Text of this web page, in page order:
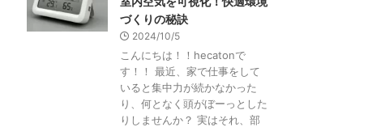
づくりの秘訣
2024/10/5
こんにちは！！hecatonで
す！！ 最近、家で仕事をして
いると集中力が続かなかった
り、何となく頭がぼーっとした
りしませんか？ 実はそれ、部